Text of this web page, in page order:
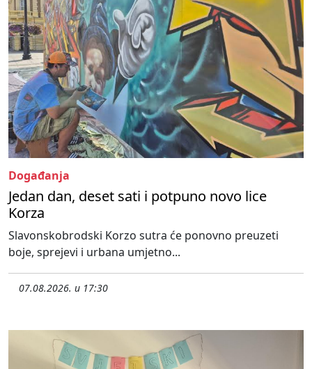
Događanja
Jedan dan, deset sati i potpuno novo lice
Korza
Slavonskobrodski Korzo sutra će ponovno preuzeti
boje, sprejevi i urbana umjetno...
07.08.2026. u 17:30